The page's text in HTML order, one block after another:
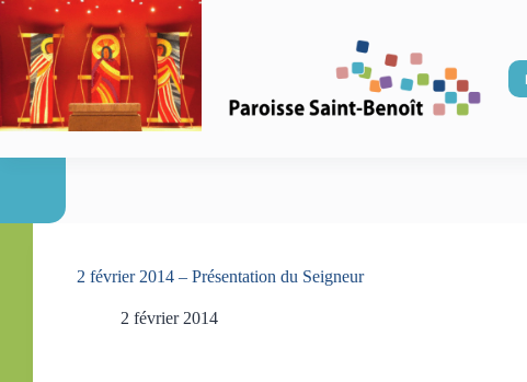
Passer
contenu
2 février 2014 – Présentation du Seigneur
2 février 2014